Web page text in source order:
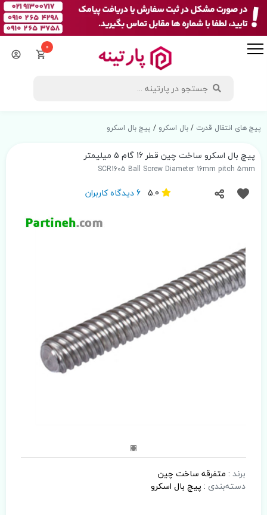
0
پیچ های انتقال قدرت /بال اسکرو / پیچ بال اسکرو
پیچ بال اسکرو ساخت چین قطر 16 گام 5 میلیمتر
SCR1605 Ball Screw Diameter 16mm pitch 5mm
6 دیدگاه کاربران
برند : متفرقه ساخت چین
دسته‌بندی : پیچ بال اسکرو